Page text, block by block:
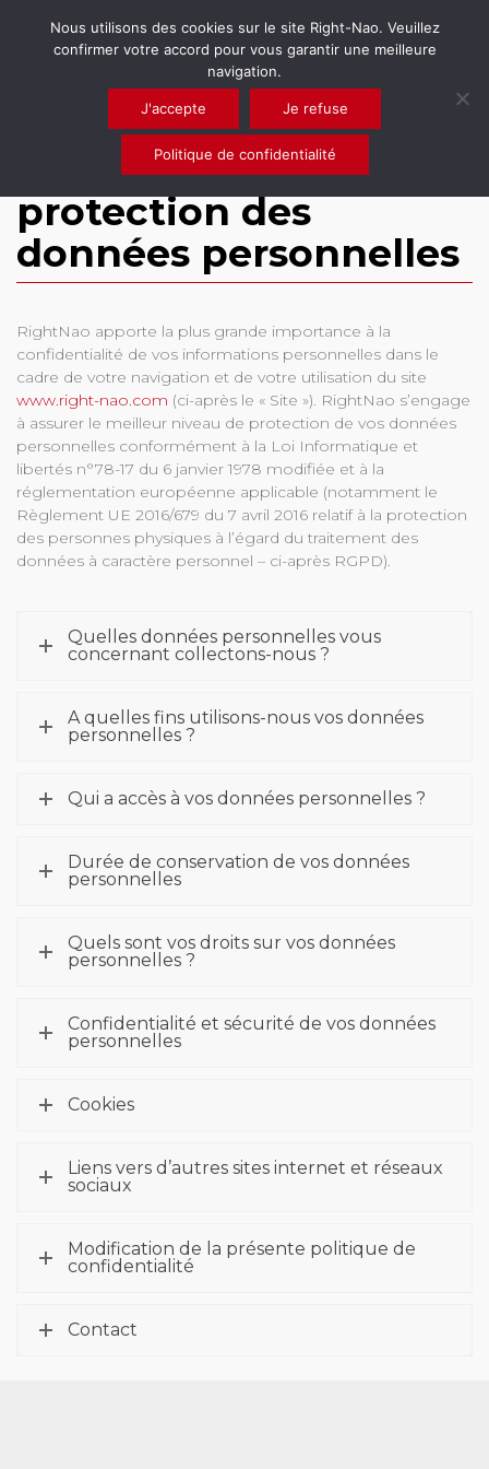
Politique de
protection des
données personnelles
RightNao apporte la plus grande importance à la
confidentialité de vos informations personnelles dans le
cadre de votre navigation et de votre utilisation du site
www.right-nao.com (ci-après le « Site »). RightNao s’engage
à assurer le meilleur niveau de protection de vos données
personnelles conformément à la Loi Informatique et
libertés n°78-17 du 6 janvier 1978 modifiée et à la
réglementation européenne applicable (notamment le
Règlement UE 2016/679 du 7 avril 2016 relatif à la protection
des personnes physiques à l’égard du traitement des
données à caractère personnel – ci-après RGPD).
Quelles données personnelles vous
concernant collectons-nous ?
A quelles fins utilisons-nous vos données
personnelles ?
Qui a accès à vos données personnelles ?
Durée de conservation de vos données
personnelles
Quels sont vos droits sur vos données
personnelles ?
Confidentialité et sécurité de vos données
personnelles
Cookies
Liens vers d’autres sites internet et réseaux
sociaux
Modification de la présente politique de
confidentialité
Contact
Nous utilisons des cookies sur le site Right-Nao. Veuillez
confirmer votre accord pour vous garantir une meilleure
navigation.
J'accepte Je refuse
Politique de confidentialité